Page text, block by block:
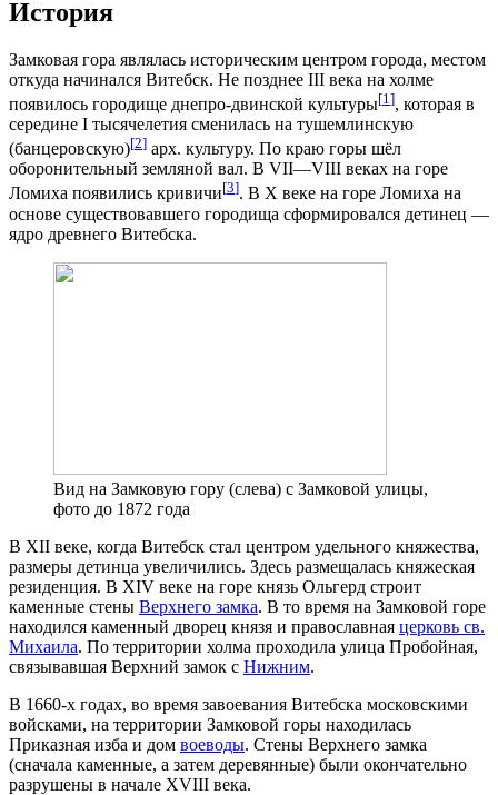
История
Замковая гора являлась историческим центром города, местом
откуда начинался Витебск. Не позднее III века на холме
появилось городище днепро-двинской культуры[1 ], которая в
середине I тысячелетия сменилась на тушемлинскую
(банцеровскую)[2] арх. культуру. По краю горы шёл
оборонительный земляной вал. В VII—VIII веках на горе
Ломиха появились кривичи[3]. В X веке на горе Ломиха на
основе существовавшего городища сформировался детинец —
ядро древнего Витебска.
Вид на Замковую гору (слева) с Замковой улицы,
фото до 1872 года
В XII веке, когда Витебск стал центром удельного княжества,
размеры детинца увеличились. Здесь размещалась княжеская
резиденция. В XIV веке на горе князь Ольгерд строит
каменные стены Верхнего замка. В то время на Замковой горе
находился каменный дворец князя и православная церковь св.
Михаила. По территории холма проходила улица Пробойная,
связывавшая Верхний замок с Нижним.
В 1660-х годах, во время завоевания Витебска московскими
войсками, на территории Замковой горы находилась
Приказная изба и дом воеводы. Стены Верхнего замка
(сначала каменные, а затем деревянные) были окончательно
разрушены в начале XVIII века.